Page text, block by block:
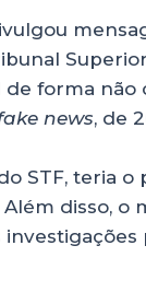
forma
news, de
STF, teria
disso, o